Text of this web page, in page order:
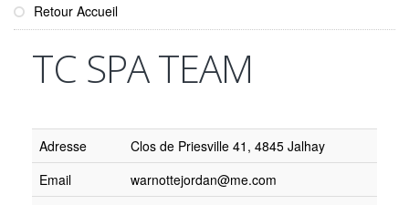
Retour Accueil
TC SPA TEAM
Adresse
Clos de Priesville 41, 4845 Jalhay
Email
warnottejordan@me.com